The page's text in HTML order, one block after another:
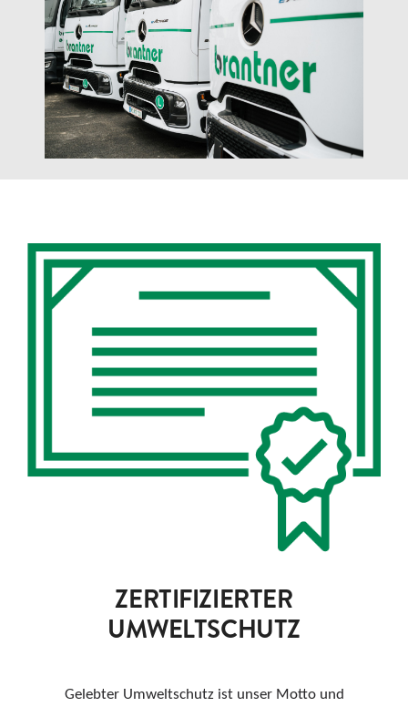
ZERTIFIZIERTER
UMWELTSCHUTZ
Gelebter Umweltschutz ist unser Motto und